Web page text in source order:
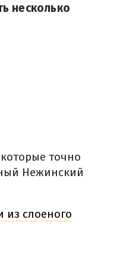
несколько
точно
Нежинский
из слоеного